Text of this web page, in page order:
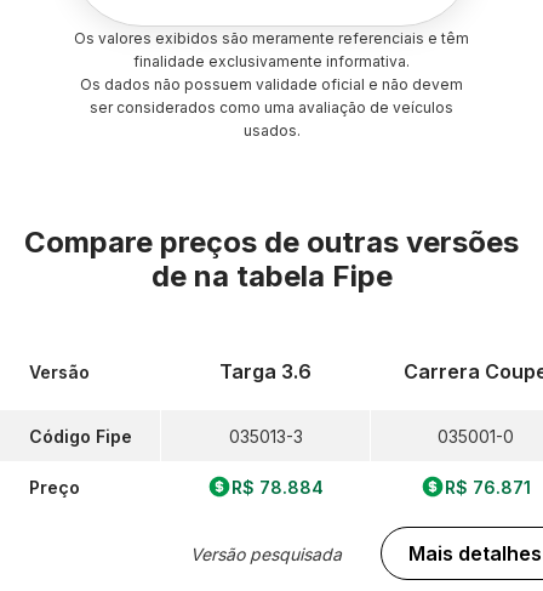
Os valores exibidos são meramente referenciais e têm
finalidade exclusivamente informativa.
Os dados não possuem validade oficial e não devem
ser considerados como uma avaliação de veículos
usados.
Compare preços de outras versões
de na tabela Fipe
Versão
Código Fipe
Preço
Targa 3.6
035013-3
R$ 78.884
Versão pesquisada
Carrera
035001-0
R$ 76.871
Mais detalhes